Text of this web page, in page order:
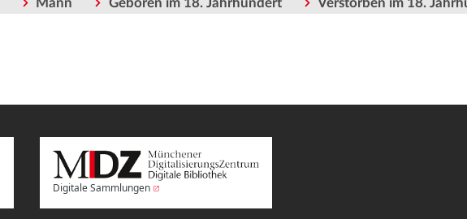
Mann Geboren im 18. Jahrhundert Verstorben im 18.
Digitale Sammlungen